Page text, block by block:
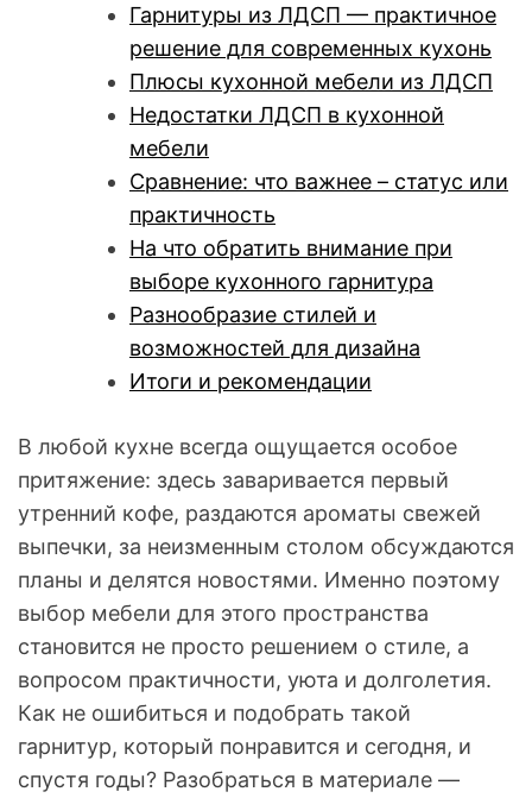
Гарнитуры из ЛДСП — практичное
решение для современных кухонь
Плюсы кухонной мебели из ЛДСП
Недостатки ЛДСП в кухонной
мебели
Сравнение: что важнее – статус или
практичность
На что обратить внимание при
выборе кухонного гарнитура
Разнообразие стилей и
возможностей для дизайна
Итоги и рекомендации
В любой кухне всегда ощущается особое
притяжение: здесь заваривается первый
утренний кофе, раздаются ароматы свежей
выпечки, за неизменным столом обсуждаются
планы и делятся новостями. Именно поэтому
выбор мебели для этого пространства
становится не просто решением о стиле, а
вопросом практичности, уюта и долголетия.
Как не ошибиться и подобрать такой
гарнитур, который понравится и сегодня, и
спустя годы? Разобраться в материале —